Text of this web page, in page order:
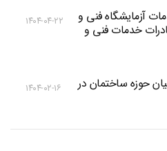
آزمایشگاه فنی و
خدمات فنی و
۱۴۰۴-۰۴-۲۲
حوزه ساختمان در
۱۴۰۴-۰۲-۱۶